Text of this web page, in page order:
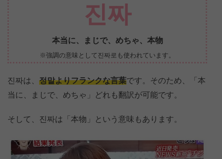
진짜
本当に、まじで、めちゃ、本物
※強調の意味として진짜로も使われています。
진짜は、 정말よりフランクな言葉です。そのため、「本
当に、まじで、めちゃ」どれも翻訳が可能です。
そして、진짜は「本物」という意味もあります。